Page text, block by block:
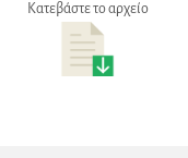
Κατεβάστε το αρχείο